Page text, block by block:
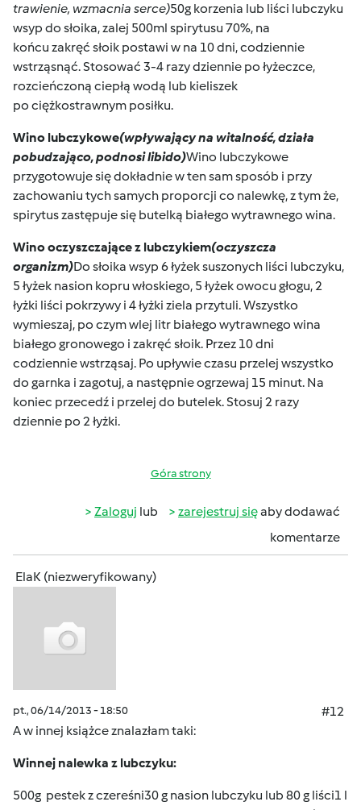
trawienie, wzmacnia serce)50g korzenia lub liści lubczyku
wsyp do słoika, zalej 500ml spirytusu 70%, na
końcu zakręć słoik postawi w na 10 dni, codziennie
wstrząsnąć. Stosować 3-4 razy dziennie po łyżeczce,
rozcieńczoną ciepłą wodą lub kieliszek
po ciężkostrawnym posiłku.
Wino lubczykowe(wpływający na witalność, działa
pobudzająco, podnosi libido)Wino lubczykowe
przygotowuje się dokładnie w ten sam sposób i przy
zachowaniu tych samych proporcji co nalewkę, z tym że,
spirytus zastępuje się butelką białego wytrawnego wina.
Wino oczyszczające z lubczykiem(oczyszcza
organizm)Do słoika wsyp 6 łyżek suszonych liści lubczyku,
5 łyżek nasion kopru włoskiego, 5 łyżek owocu głogu, 2
łyżki liści pokrzywy i 4 łyżki ziela przytuli. Wszystko
wymieszaj, po czym wlej litr białego wytrawnego wina
białego gronowego i zakręć słoik. Przez 10 dni
codziennie wstrząsaj. Po upływie czasu przelej wszystko
do garnka i zagotuj, a następnie ogrzewaj 15 minut. Na
koniec przecedź i przelej do butelek. Stosuj 2 razy
dziennie po 2 łyżki.
Góra strony
Zaloguj lub zarejestruj sięaby dodawać
komentarze
ElaK (niezweryfikowany)
pt., 06/14/2013 - 18:50
#12
A w innej książce znalazłam taki:
Winnej nalewka z lubczyku:
500g pestek z czereśni30 g nasion lubczyku lub 80 g liści1 l